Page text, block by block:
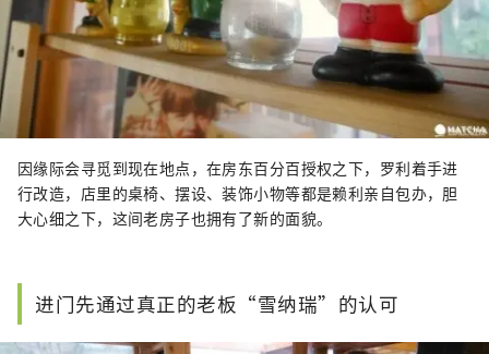
因缘际会寻觅到现在地点，在房东百分百授权之下，罗利着手进
行改造，店里的桌椅、摆设、装饰小物等都是赖利亲自包办，胆
大心细之下，这间老房子也拥有了新的面貌。
进门先通过真正的老板“雪纳瑞”的认可